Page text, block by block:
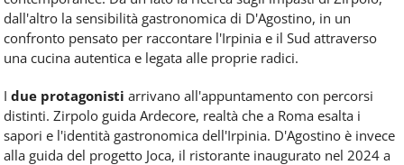
dall'altro la sensibilità gastronomica di D'Agostino, in un
confronto pensato per raccontare l'Irpinia e il Sud attraverso
una cucina autentica e legata alle proprie radici.
I due protagonisti arrivano all'appuntamento con percorsi
distinti. Zirpolo guida Ardecore, realtà che a Roma esalta i
sapori e l'identità gastronomica dell'Irpinia. D'Agostino è invece
alla guida del progetto Joca, il ristorante inaugurato nel 2024 a